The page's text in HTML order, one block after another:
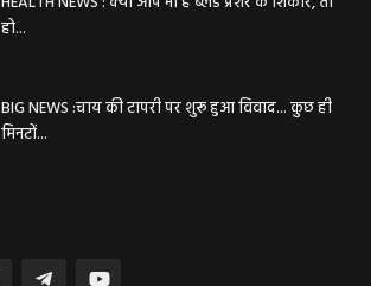
हो...
BIG NEWS :चाय की टापरी पर शुरू हुआ विवाद... कुछ ही
मिनटों...